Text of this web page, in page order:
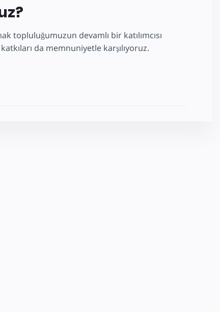
topluluğumuzun devamlı bir katılımcısı
da memnuniyetle karşılıyoruz.